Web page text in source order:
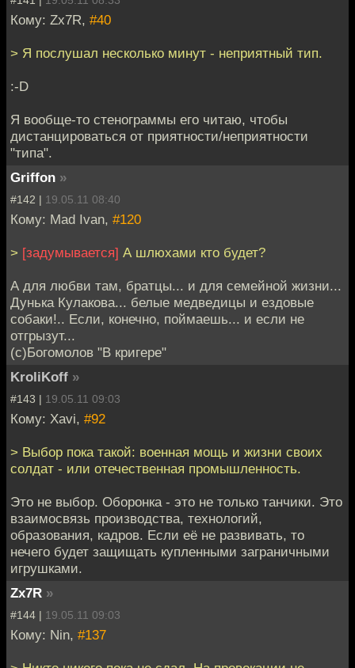
Кому: Zx7R, #40
> Я послушал несколько минут - неприятный тип.
:-D
Я вообще-то стенограммы его читаю, чтобы
дистанцироваться от приятности/неприятности
"типа".
Griffon »
#142 | 19.05.11 08:40
Кому: Mad Ivan, #120
> [задумывается] А шлюхами кто будет?
А для любви там, братцы... и для семейной жизни...
Дунька Кулакова... белые медведицы и ездовые
собаки!.. Если, конечно, поймаешь... и если не
отгрызут...
(с)Богомолов "В кригере"
KroliKoff »
#143 | 19.05.11 09:03
Кому: Xavi, #92
> Выбор пока такой: военная мощь и жизни своих
солдат - или отечественная промышленность.
Это не выбор. Оборонка - это не только танчики. Это
взаимосвязь производства, технологий,
образования, кадров. Если её не развивать, то
нечего будет защищать купленными заграничными
игрушками.
Zx7R »
#144 | 19.05.11 09:03
Кому: Nin, #137